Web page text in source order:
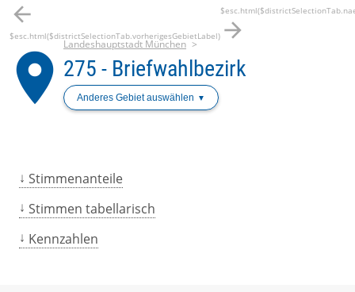
arrow_back
$esc.html($districtSelectionTab.vorherigesGebietLabel) arrow_forward
place
Landeshauptstadt München
275 - Briefwahlbezirk
Anderes Gebiet auswählen
Stimmenanteile
Stimmen tabellarisch
Kennzahlen